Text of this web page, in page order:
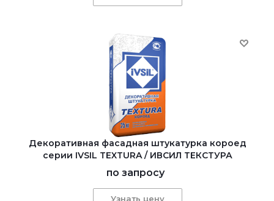
Декоративная фасадная штукатурка короед
серии IVSIL TEXTURA / ИВСИЛ ТЕКСТУРА
по запросу
Узнать цену